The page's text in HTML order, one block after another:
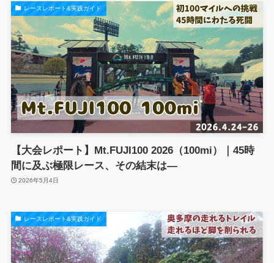
レースレポート&実践ガイド
【大会レポート】Mt.FUJI100 2026（100mi）｜45時
間に及ぶ極限レース、その結末は—
2026年5月4日
レースレポート&実践ガイド